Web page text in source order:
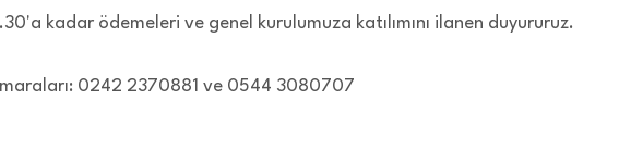
kadar ödemeleri ve genel kurulumuza katılımını ilanen duyururuz.
0242 2370881 ve 0544 3080707